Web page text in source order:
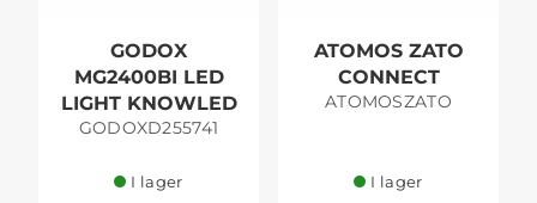
GODOX
MG2400BI LED
LIGHT KNOWLED
GODOXD255741
I lager
ATOMOS ZATO
CONNECT
ATOMOSZATO
I lager